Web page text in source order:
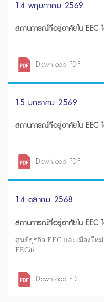
14 พฤษภาคม 2569
สถานการณ์ที่อยู่อาศัยใน EEC
Download PDF
15 มกราคม 2569
สถานการณ์ที่อยู่อาศัยใน EEC
Download PDF
14 ตุลาคม 2568
สถานการณ์ที่อยู่อาศัยใน EEC
ศูนย์ธุรกิจ EEC และเมืองให
EECiti
Download PDF